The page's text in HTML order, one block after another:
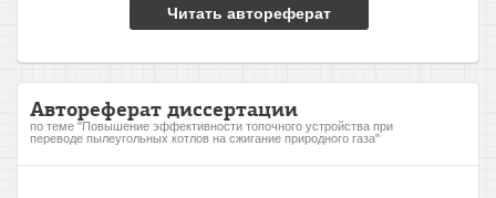
Читать автореферат
Автореферат диссертации
по теме "Повышение эффективности топочного устройства при
переводе пылеугольных котлов на сжигание природного газа"